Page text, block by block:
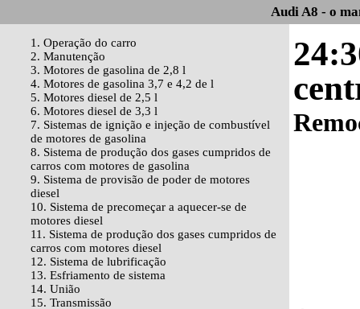
Audi A8 - o
1. Operação do carro
2. Manutenção
3. Motores de gasolina de 2,8 l
4. Motores de gasolina 3,7 e 4,2 de l
5. Motores diesel de 2,5 l
6. Motores diesel de 3,3 l
7. Sistemas de ignição e injeção de combustível
de motores de gasolina
8. Sistema de produção dos gases cumpridos de
carros com motores de gasolina
9. Sistema de provisão de poder de motores
diesel
10. Sistema de precomeçar a aquecer-se de
motores diesel
11. Sistema de produção dos gases cumpridos de
carros com motores diesel
12. Sistema de lubrificação
13. Esfriamento de sistema
14. União
15. Transmissão